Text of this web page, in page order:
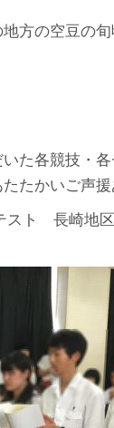
方の空豆の
た各競技・
たかいご声援
ト 長崎地